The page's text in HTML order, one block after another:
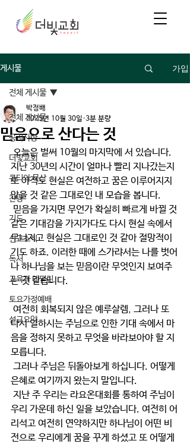
게시물 가입
전체 게시물
공지사항
더빛교회
큐티와 묵상
찬양
기도
선교소식
독서
교육과 테필린
토요가정예배
설교요약
전체 게시물
믿음으로 산다는 것
박정배
2025년 10월 30일 3분 분량
오늘은 벌써 10월의 마지막에 서 있습니다.
지난 30년의 시간이 얼마나 빨리 지나갔는지
또 아직도 현실은 여전하고 꿈은 이루어지지
않을 것 같은 그대로인 내 모습을 봅니다.
같은 기대감을 가지가다도 다시 현실 속에서
무너지고 현실은 그대로인 것 같아 절망적이
기도 하죠. 이러한 때에 스가랴서는 나를 벗어
나 하나님을 보는 믿음이란 무엇인지 보여주
는 것 같습니다.
다시 일하시는 주님으로 인한 기대 속에서 마
음을 정하지 못하고 무엇을 바라보아야 할 지
모릅니다.
은혜로 여기까지 왔는지 말입니다.
우리 가운데 하신 일을 보았습니다. 여전히 어
리석고 여전히 연약하지만 하나님이 어떤 비
전으로 우리에게 꿈을 꾸게 하셨고 또 어떻게